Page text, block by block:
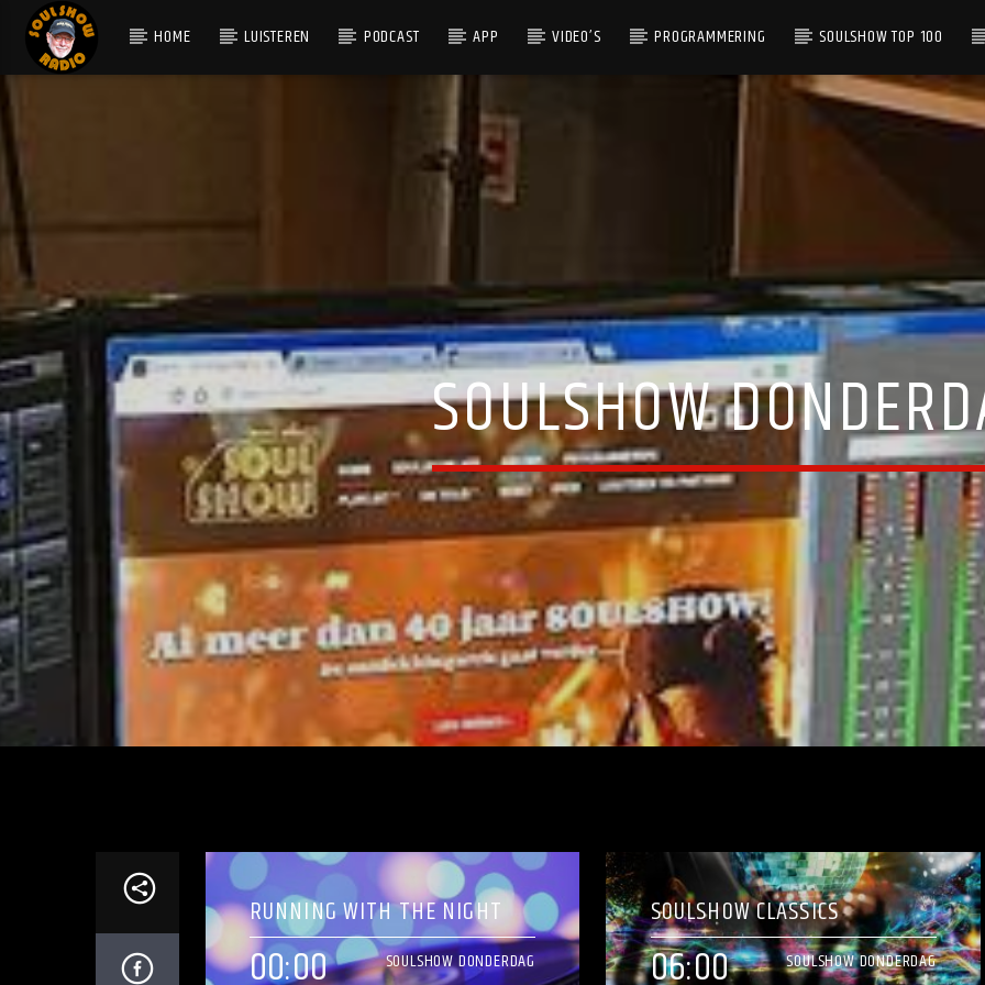
HOME LUISTEREN PODCAST APP VIDEO’S PROGRAMMERING SOULSHOW TOP 100
SOULSHOW
RUNNING WITH THE NIGHT
00:00 SOULSHOW DONDERDAG
SOULSHOW CLASSICS
06:00 SOULSHOW DONDERDAG